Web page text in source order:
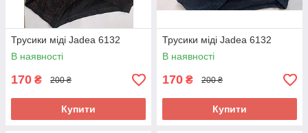
Трусики міді Jadea 6132
В наявності
170 ₴ 200 ₴
Купити
Трусики міді Jadea 6132
В наявності
170 ₴ 200 ₴
Купити